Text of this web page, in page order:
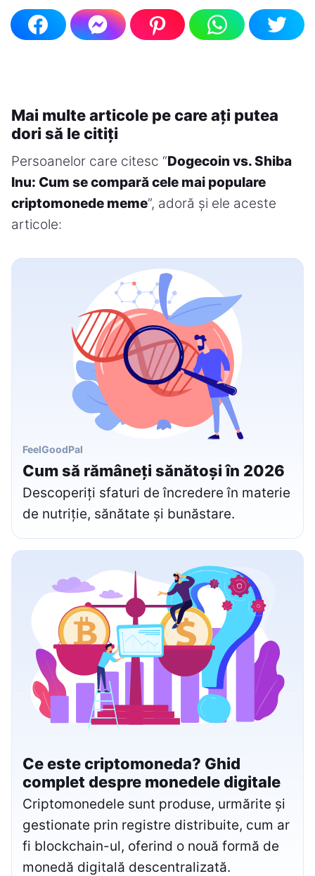
Mai multe articole pe care ați putea
dori să le citiți
Persoanelor care citesc “Dogecoin vs. Shiba
Inu: Cum se compară cele mai populare
criptomonede meme”, adoră și ele aceste
articole:
FeelGoodPal
Cum să rămâneți sănătoși în 2026
Descoperiți sfaturi de încredere în materie
de nutriție, sănătate și bunăstare.
Ce este criptomoneda? Ghid
complet despre monedele digitale
Criptomonedele sunt produse, urmărite și
gestionate prin registre distribuite, cum ar
fi blockchain-ul, oferind o nouă formă de
monedă digitală descentralizată.